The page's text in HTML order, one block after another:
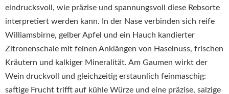
eindrucksvoll, wie präzise und spannungsvoll diese Rebsorte
interpretiert werden kann. In der Nase verbinden sich reife
Williamsbirne, gelber Apfel und ein Hauch kandierter
Zitronenschale mit feinen Anklängen von Haselnuss, frischen
Kräutern und kalkiger Mineralität. Am Gaumen wirkt der
Wein druckvoll und gleichzeitig erstaunlich feinmaschig:
saftige Frucht trifft auf kühle Würze und eine präzise, salzige